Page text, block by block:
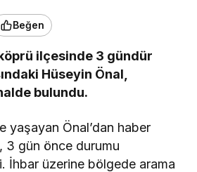
Beğen
ilçesinde 3 gündür
Hüseyin Önal,
bulundu.
yaşayan Önal’dan haber
3 gün önce durumu
İhbar üzerine bölgede arama